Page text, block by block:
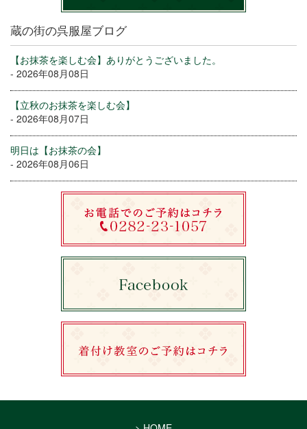
蔵の街の呉服屋ブログ
【お抹茶を楽しむ会】ありがとうございました。
- 2026年08月08日
【立秋のお抹茶を楽しむ会】
- 2026年08月07日
明日は【お抹茶の会】
- 2026年08月06日